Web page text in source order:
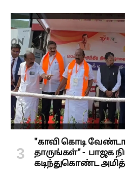
"காவி கொடி
தாருங்கள்" - பாஜக
கடிந்துகொண்ட